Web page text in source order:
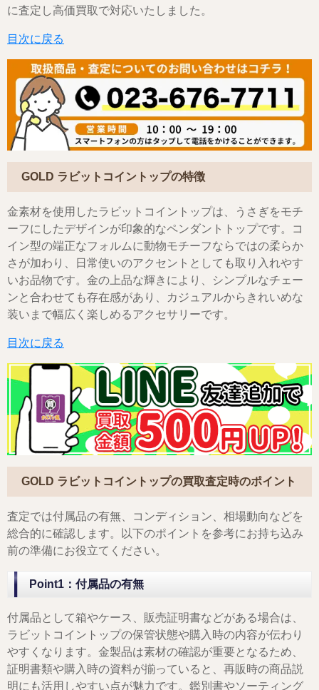
に査定し高価買取で対応いたしました。
目次に戻る
GOLD ラビットコイントップの特徴
金素材を使用したラビットコイントップは、うさぎをモチ
ーフにしたデザインが印象的なペンダントトップです。コ
イン型の端正なフォルムに動物モチーフならではの柔らか
さが加わり、日常使いのアクセントとしても取り入れやす
いお品物です。金の上品な輝きにより、シンプルなチェー
ンと合わせても存在感があり、カジュアルからきれいめな
装いまで幅広く楽しめるアクセサリーです。
目次に戻る
GOLD ラビットコイントップの買取査定時のポイント
査定では付属品の有無、コンディション、相場動向などを
総合的に確認します。以下のポイントを参考にお持ち込み
前の準備にお役立てください。
Point1：付属品の有無
付属品として箱やケース、販売証明書などがある場合は、
ラビットコイントップの保管状態や購入時の内容が伝わり
やすくなります。金製品は素材の確認が重要となるため、
証明書類や購入時の資料が揃っていると、再販時の商品説
明にも活用しやすい点が魅力です。鑑別書やソーティング